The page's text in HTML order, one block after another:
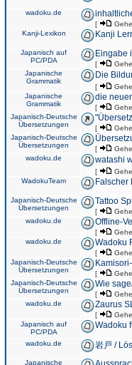
wadoku.de
[
Kanji-Lexikon
Kanji
Japanisch auf
PC/PDA
Eingabe
[
Japanische
Grammatik
Die
[
Japanische
Grammatik
die
[
Japanisch-Deutsche
Übersetzungen
[
Japanisch-Deutsche
Übersetzungen
[
wadoku.de
watashi
[
WadokuTeam
Falscher
Japanisch-Deutsche
Übersetzungen
Tattoo
[
wadoku.de
Offline-
[
wadoku.de
Wadoku
[
Japanisch-Deutsche
Übersetzungen
[
Japanisch-Deutsche
Übersetzungen
Wie
[
wadoku.de
Zaurus
[
Japanisch auf
PC/PDA
Wadoku
wadoku.de 岩戸 /
Japanische